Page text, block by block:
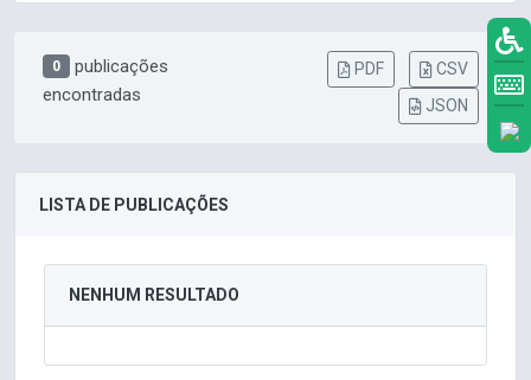
0
publicações
encontradas
PDF
CSV
JSON
LISTA DE PUBLICAÇÕES
NENHUM RESULTADO